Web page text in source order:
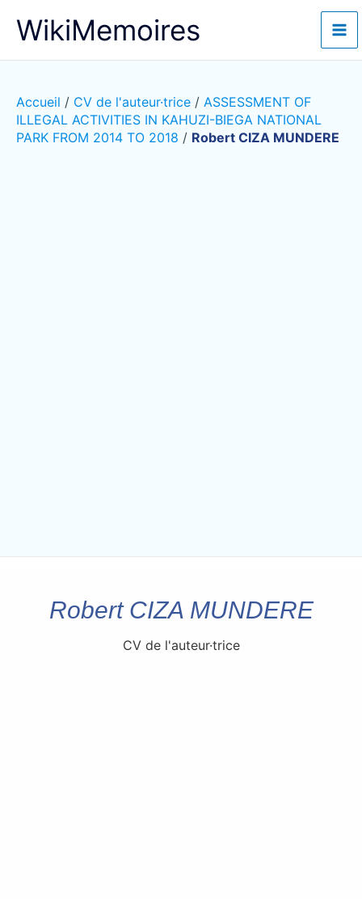
WikiMemoires
Accueil / CV de l'auteur·trice / ASSESSMENT OF
ILLEGAL ACTIVITIES IN KAHUZI-BIEGA NATIONAL
PARK FROM 2014 TO 2018 / Robert CIZA MUNDERE
Robert CIZA MUNDERE
CV de l'auteur·trice